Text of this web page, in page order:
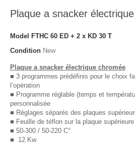
Plaque a snacker
Model
FTHC 60 ED + 2 x KD 30 T
Condition New
Plaque a snacker électrique chromée
■ 3 programmes prédéfinis pour le choix
l‘opération
■ Programme réglable (temps et
personnalisée
■ Réglages séparés des plaques
■ Feuille de téflon sur la plaque supérieure
■ 50-300 / 50-220 C°
■ 12 Kw